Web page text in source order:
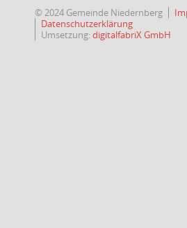
© 2024 Gemeinde Niedernberg
Datenschutzerklärung
Umsetzung:digitalfabriX GmbH